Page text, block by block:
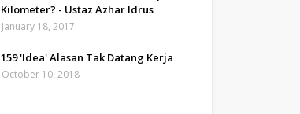
Kilometer? - Ustaz Azhar Idrus
January 18, 2017
159 'Idea' Alasan Tak Datang Kerja
October 10, 2018